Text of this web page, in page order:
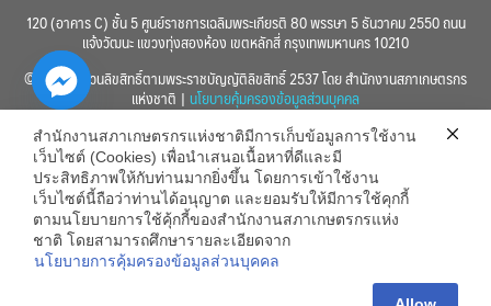
120 (อาคาร C) ชั้น 5 ศูนย์ราชการเฉลิมพระเกียรติ 80 พรรษา 5 ธันวาคม 2550 ถนน
แจ้งวัฒนะ แขวงทุ่งสองห้อง เขตหลักสี่ กรุงเทพมหานคร 10210
© 2560 สงวนลิขสิทธิ์ตามพระราชบัญญัติลิขสิทธิ์ 2537 โดย สำนักงานสภาเกษตรกร
แห่งชาติ | นโยบายคุ้มครองข้อมูลส่วนบุคคล
สำนักงานสภาเกษตรกรแห่งชาติมีการเก็บข้อมูลการใช้งาน
เว็บไซต์ (Cookies) เพื่อนำเสนอเนื้อหาที่ดีและมี
ประสิทธิภาพให้กับท่านมากยิ่งขึ้น โดยการเข้าใช้งาน
เว็บไซต์นี้ถือว่าท่านได้อนุญาต และยอมรับให้มีการใช้คุกกี้
ตามนโยบายการใช้คุ้กกี้ของสำนักงานสภาเกษตรกรแห่ง
ชาติ โดยสามารถศึกษารายละเอียดจาก
นโยบายการคุ้มครองข้อมูลส่วนบุคคล
Hide
chaty